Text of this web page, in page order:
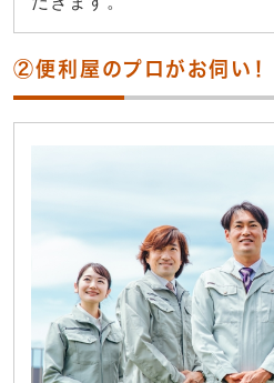
②便利屋のプロがお伺い！